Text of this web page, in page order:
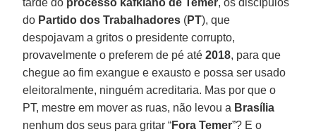
do Partido dos Trabalhadores (PT), que
despojavam a gritos o presidente corrupto,
provavelmente o preferem de pé até2018, para que
chegue ao fim exangue e exausto e possa ser usado
eleitoralmente, ninguém acreditaria. Mas por que o
PT, mestre em mover as ruas, não levou a Brasília
nenhum dos seus para gritar “Fora Temer”? E o